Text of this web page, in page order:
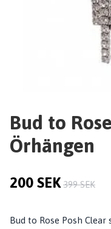
Bud to
Örhängen
200 SEK 399 SEK
Bud to Rose Posh